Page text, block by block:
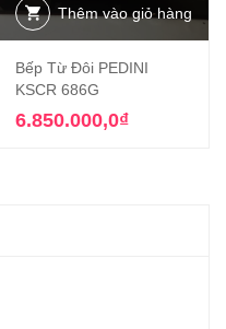
Thêm vào giỏ hàng
Bếp Từ Đôi PEDINI
KSCR 686G
6.850.000,0₫